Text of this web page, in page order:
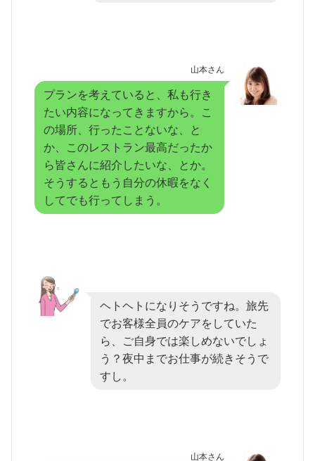
山本さん
プランを考えていると、私も行き
たい内容になってきますから。こ
の場所、行ったことないな、と
か、このレストラン最高だったか
ら皆さんに紹介したいな、とか。
そうするともう自分の休暇をなく
してでも行ってしまう。
ヘトヘトになりそうですね。旅先
でお客様全員のケアをしていた
ら、ご自身では楽しめないでしょ
う？夜中までお仕事が続きそうで
すし。
山本さん